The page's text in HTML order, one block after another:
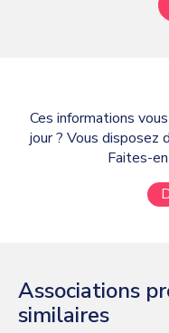
Ces informations
jour ? Vous disposez
Faites-
Associations
similaires